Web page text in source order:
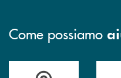
Come possiamo
Trova la filiale più vicina a teHai